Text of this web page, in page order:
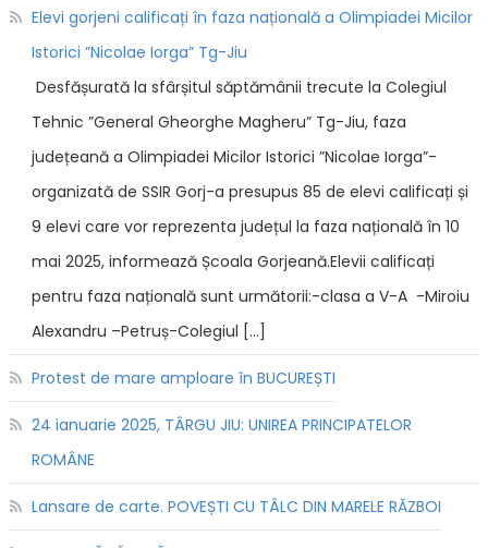
Elevi gorjeni calificați în faza națională a Olimpiadei Micilor
Istorici ”Nicolae Iorga” Tg-Jiu
Desfășurată la sfârșitul săptămânii trecute la Colegiul
Tehnic ”General Gheorghe Magheru” Tg-Jiu, faza
județeană a Olimpiadei Micilor Istorici ”Nicolae Iorga”-
organizată de SSIR Gorj-a presupus 85 de elevi calificați și
9 elevi care vor reprezenta județul la faza națională în 10
mai 2025, informează Școala Gorjeană.Elevii calificați
pentru faza națională sunt următorii:-clasa a V-A -Miroiu
Alexandru –Petruș-Colegiul […]
Protest de mare amploare în BUCUREȘTI
24 ianuarie 2025, TÂRGU JIU: UNIREA PRINCIPATELOR
ROMÂNE
Lansare de carte. POVEȘTI CU TÂLC DIN MARELE RĂZBOI